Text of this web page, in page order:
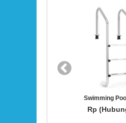
BEST
Hayward
With